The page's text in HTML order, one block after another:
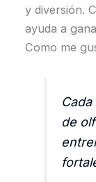
y diversión.
ayuda a
Como me
de